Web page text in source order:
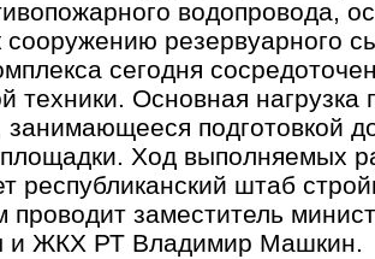
водопровода,
сооружению резервуарного
сегодня
техники. Основная
подготовкой
Ход выполняемых
республиканский штаб
проводит заместитель
и ЖКХ РТ Владимир Машкин.